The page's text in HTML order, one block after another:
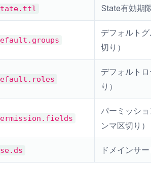
State有効期
デフォルト
切り）
デフォルト
り）
パーミッシ
ンマ区切り）
ドメインサ